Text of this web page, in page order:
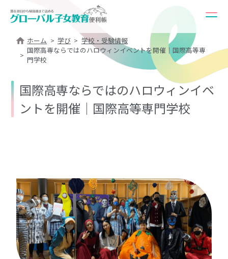
ホーム 学び
学校・受験情報
国際高専ならではのハロウィンイベントを開催｜国際高等専
門学校
国際高専ならではのハロウィンイベ
ントを開催｜国際高等専門学校